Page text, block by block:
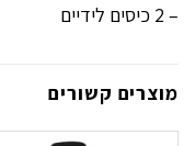
– 2 כיסים לידיים
מוצרים קשורים